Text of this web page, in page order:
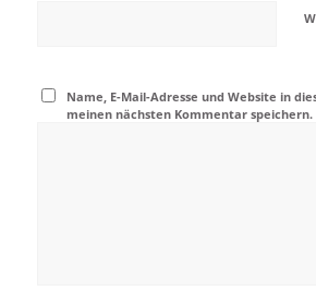
Name, E-Mail-Adresse und Website in
meinen nächsten Kommentar speichern.